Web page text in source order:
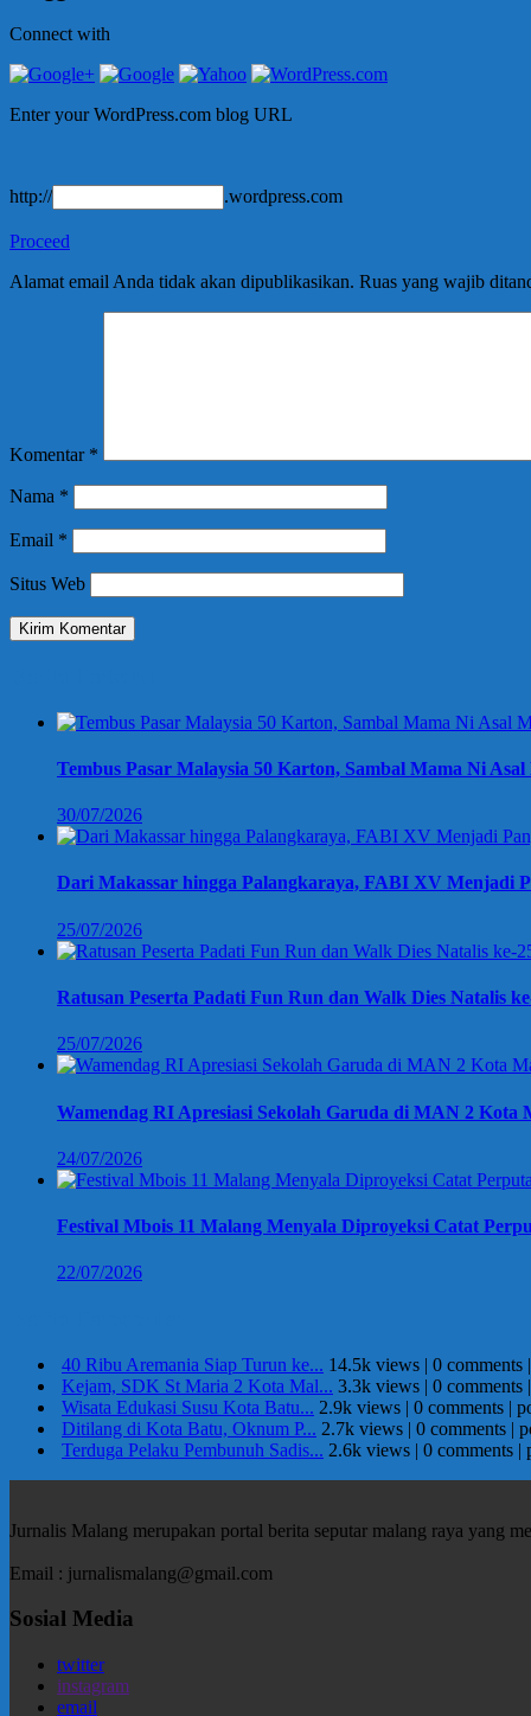
Connect with
Enter your WordPress.com blog URL
http:// .wordpress.com
Proceed
Alamat email Anda tidak akan dipublikasikan. Ruas yang wajib
Komentar *
Nama *
Email *
Situs Web
Tembus Pasar Malaysia 50 Karton, Sambal Mama Ni
30/07/2026
Dari Makassar hingga Palangkaraya, FABI XV Menjadi
25/07/2026
Ratusan Peserta Padati Fun Run dan Walk Dies Natalis
25/07/2026
Wamendag RI Apresiasi Sekolah Garuda di MAN 2
24/07/2026
Festival Mbois 11 Malang Menyala Diproyeksi Catat
22/07/2026
40 Ribu Aremania Siap Turun ke... 14.5k views | 0 comments |
Kejam, SDK St Maria 2 Kota Mal... 3.3k views | 0 comments |
Wisata Edukasi Susu Kota Batu... 2.9k views | 0 comments |
Ditilang di Kota Batu, Oknum P... 2.7k views | 0 comments |
Terduga Pelaku Pembunuh Sadis... 2.6k views | 0 comments |
Jurnalis Malang merupakan portal berita seputar malang raya yang
Email : jurnalismalang@gmail.com
Sosial Media
twitter
instagram
email